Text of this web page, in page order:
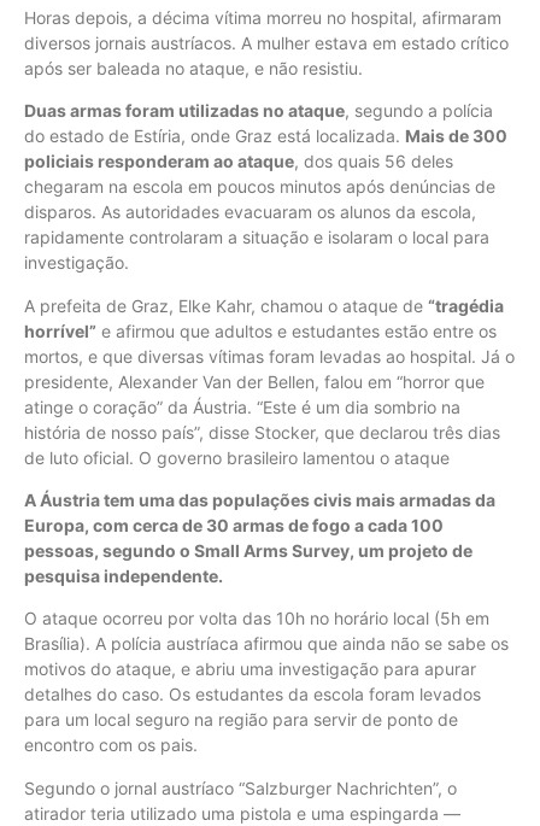
Horas depois, a décima vítima morreu no hospital, afirmaram
diversos jornais austríacos. A mulher estava em estado crítico
após ser baleada no ataque, e não resistiu.
Duas armas foram utilizadas no ataque, segundo a polícia
do estado de Estíria, onde Graz está localizada. Mais de 300
policiais responderam ao ataque, dos quais 56 deles
chegaram na escola em poucos minutos após denúncias de
disparos. As autoridades evacuaram os alunos da escola,
rapidamente controlaram a situação e isolaram o local para
investigação.
A prefeita de Graz, Elke Kahr, chamou o ataque de “tragédia
horrível” e afirmou que adultos e estudantes estão entre os
mortos, e que diversas vítimas foram levadas ao hospital. Já o
presidente, Alexander Van der Bellen, falou em “horror que
atinge o coração” da Áustria. “Este é um dia sombrio na
história de nosso país”, disse Stocker, que declarou três dias
de luto oficial. O governo brasileiro lamentou o ataque
A Áustria tem uma das populações civis mais armadas da
Europa, com cerca de 30 armas de fogo a cada 100
pessoas, segundo o Small Arms Survey, um projeto de
pesquisa independente.
O ataque ocorreu por volta das 10h no horário local (5h em
Brasília). A polícia austríaca afirmou que ainda não se sabe os
motivos do ataque, e abriu uma investigação para apurar
detalhes do caso. Os estudantes da escola foram levados
para um local seguro na região para servir de ponto de
encontro com os pais.
Segundo o jornal austríaco “Salzburger Nachrichten”, o
atirador teria utilizado uma pistola e uma espingarda —